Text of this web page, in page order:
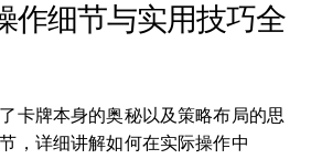
作细节与实用技巧全
卡牌本身的奥秘以及策略布局的思
，详细讲解如何在实际操作中